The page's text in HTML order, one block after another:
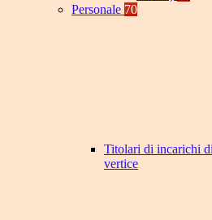
Personale 70
Titolari di incarichi
vertice